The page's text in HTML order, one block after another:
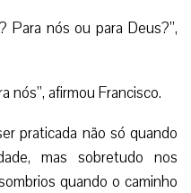
Para nós ou para Deus?”,
nós”, afirmou Francisco.
praticada não só quando
mas sobretudo nos
quando o caminho